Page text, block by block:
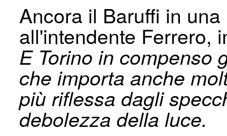
Ancora il Baruffi in
all'intendente Ferrero,
E Torino in compenso
che importa anche
più riflessa dagli
debolezza della luce.